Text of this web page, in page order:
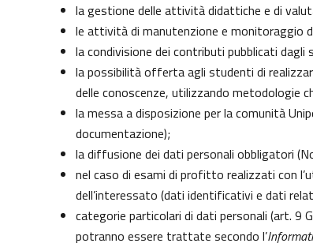
la gestione delle attività didattiche e di
le attività di manutenzione e monitoraggio
la condivisione dei contributi pubblicati
la possibilità offerta agli studenti di
delle conoscenze, utilizzando metodologie
la messa a disposizione per la comunità
documentazione);
la diffusione dei dati personali obbligatori
nel caso di esami di profitto realizzati con
dell’interessato (dati identificativi e dati
categorie particolari di dati personali (art. 9
potranno essere trattate secondo l’